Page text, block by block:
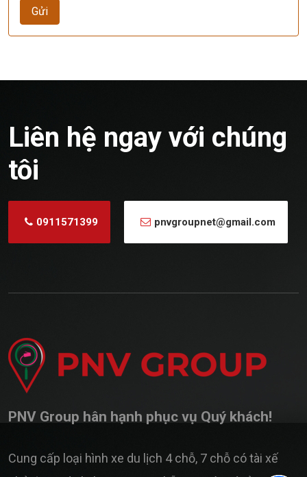
Gửi
Liên hệ ngay với chúng
tôi
0911571399 pnvgroupnet@gmail.com
PNV Group hân hạnh phục vụ Quý khách!
Cung cấp loại hình xe du lịch 4 chỗ, 7 chỗ có tài xế